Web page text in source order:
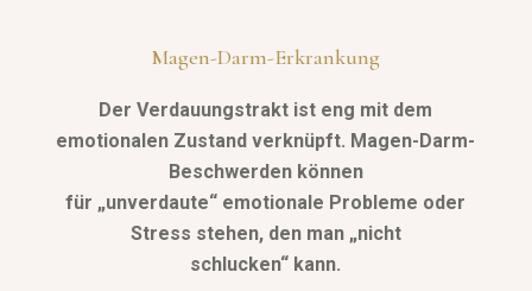
Magen-Darm-Erkrankung
Der Verdauungstrakt ist eng mit dem
emotionalen Zustand verknüpft. Magen-Darm-
Beschwerden können
für „unverdaute“ emotionale Probleme oder
Stress stehen, den man „nicht
schlucken“ kann.